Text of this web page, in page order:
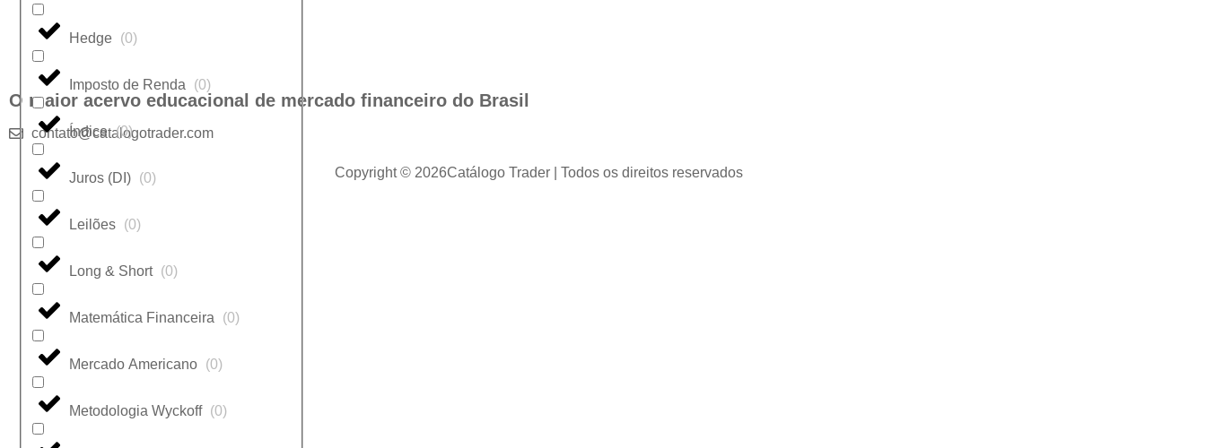
Hedge (0)
Imposto de Renda (0)
Índice (0)
Juros (DI) (0)
Leilões (0)
Long & Short (0)
Matemática Financeira (0)
Mercado Americano (0)
Metodologia Wyckoff (0)
O maior acervo educacional de mercado financeiro do Brasil
contato@catalogotrader.com
Copyright © 2026Catálogo Trader | Todos os direitos reservados